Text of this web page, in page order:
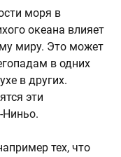
моря в
океана влияет
миру. Это может
в одних
в других.
эти
Ниньо.
тех, что